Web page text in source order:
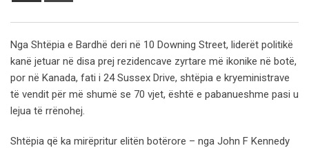
Nga Shtëpia e Bardhë deri në 10 Downing Street, liderët politikë
kanë jetuar në disa prej rezidencave zyrtare më ikonike në botë,
por në Kanada, fati i 24 Sussex Drive, shtëpia e kryeministrave
të vendit për më shumë se 70 vjet, është e pabanueshme pasi u
lejua të rrënohej.
Shtëpia që ka mirëpritur elitën botërore – nga John F Kennedy